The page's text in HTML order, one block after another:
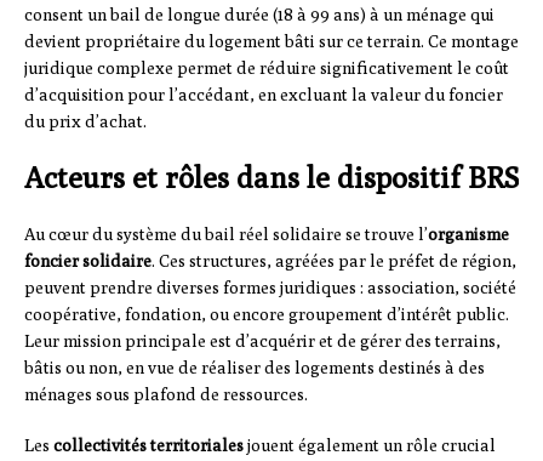
consent un bail de longue durée (18 à 99 ans) à un ménage qui
devient propriétaire du logement bâti sur ce terrain. Ce montage
juridique complexe permet de réduire significativement le coût
d’acquisition pour l’accédant, en excluant la valeur du foncier
du prix d’achat.
Acteurs et rôles dans le dispositif BRS
Au cœur du système du bail réel solidaire se trouve l’organisme
foncier solidaire. Ces structures, agréées par le préfet de région,
peuvent prendre diverses formes juridiques : association, société
coopérative, fondation, ou encore groupement d’intérêt public.
Leur mission principale est d’acquérir et de gérer des terrains,
bâtis ou non, en vue de réaliser des logements destinés à des
ménages sous plafond de ressources.
Les collectivités territorialesjouent également un rôle crucial